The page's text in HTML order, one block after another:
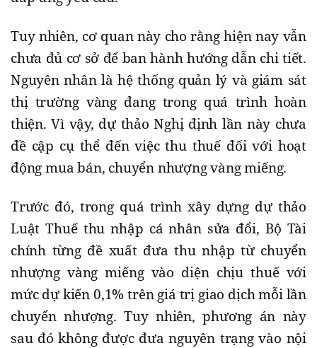
Tuy nhiên, cơ quan này cho rằng hiện nay vẫn
chưa đủ cơ sở để ban hành hướng dẫn chi tiết.
Nguyên nhân là hệ thống quản lý và giám sát
thị trường vàng đang trong quá trình hoàn
thiện. Vì vậy, dự thảo Nghị định lần này chưa
đề cập cụ thể đến việc thu thuế đối với hoạt
động mua bán, chuyển nhượng vàng miếng.
Trước đó, trong quá trình xây dựng dự thảo
Luật Thuế thu nhập cá nhân sửa đổi, Bộ Tài
chính từng đề xuất đưa thu nhập từ chuyển
nhượng vàng miếng vào diện chịu thuế với
mức dự kiến 0,1% trên giá trị giao dịch mỗi lần
chuyển nhượng. Tuy nhiên, phương án này
sau đó không được đưa nguyên trạng vào nội